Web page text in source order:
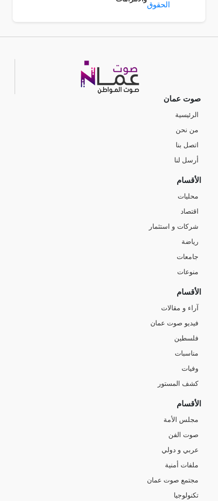
صوت عمان
الرئيسية
من نحن
اتصل بنا
أرسل لنا
الأقسام
محليات
اقتصاد
شركات و استثمار
رياضة
جامعات
منوعات
الأقسام
آراء و مقالات
فيديو صوت عمان
فلسطين
مناسبات
وفيات
كشف المستور
الأقسام
مجلس الأمة
صوت الفن
عربي و دولي
ملفات أمنية
مجتمع صوت عمان
تكنولوجيا